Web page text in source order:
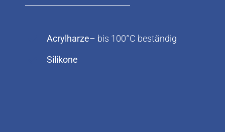
Acrylharze– bis 100°C beständig
Silikone